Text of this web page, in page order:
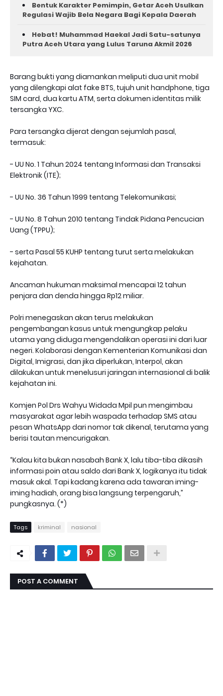
Bentuk Karakter Pemimpin, Getar Aceh Usulkan
Regulasi Wajib Bela Negara Bagi Kepala Daerah
Hebat! Muhammad Haekal Jadi Satu-satunya
Putra Aceh Utara yang Lulus Taruna Akmil 2026
Barang bukti yang diamankan meliputi dua unit mobil
yang dilengkapi alat fake BTS, tujuh unit handphone, tiga
SIM card, dua kartu ATM, serta dokumen identitas milik
tersangka YXC.
Para tersangka dijerat dengan sejumlah pasal,
termasuk:
- UU No. 1 Tahun 2024 tentang Informasi dan Transaksi
Elektronik (ITE);
- UU No. 36 Tahun 1999 tentang Telekomunikasi;
- UU No. 8 Tahun 2010 tentang Tindak Pidana Pencucian
Uang (TPPU);
- serta Pasal 55 KUHP tentang turut serta melakukan
kejahatan.
Ancaman hukuman maksimal mencapai 12 tahun
penjara dan denda hingga Rp12 miliar.
Polri menegaskan akan terus melakukan
pengembangan kasus untuk mengungkap pelaku
utama yang diduga mengendalikan operasi ini dari luar
negeri. Kolaborasi dengan Kementerian Komunikasi dan
Digital, Imigrasi, dan jika diperlukan, Interpol, akan
dilakukan untuk menelusuri jaringan internasional di balik
kejahatan ini.
Komjen Pol Drs Wahyu Widada Mpil pun mengimbau
masyarakat agar lebih waspada terhadap SMS atau
pesan WhatsApp dari nomor tak dikenal, terutama yang
berisi tautan mencurigakan.
“Kalau kita bukan nasabah Bank X, lalu tiba-tiba dikasih
informasi poin atau saldo dari Bank X, logikanya itu tidak
masuk akal. Tapi kadang karena ada tawaran iming-
iming hadiah, orang bisa langsung terpengaruh,”
pungkasnya. (*)
Tags kriminal nasional
POST A COMMENT